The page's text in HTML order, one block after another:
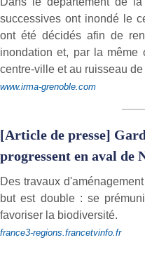
successives ont inondé le
ont été décidés afin de
inondation et, par la
centre-ville et au ruisseau de
www.irma-grenoble.com
[Article de presse]
progressent en aval de
Des travaux
but est double : se
favoriser la biodiversité.
france3-regions.francetvinfo.fr